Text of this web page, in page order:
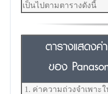
เป็นไปตามตารางดังนี้
ตารางแสดงค่
ของ
1. ค่าความถ่วงจำเพาะ